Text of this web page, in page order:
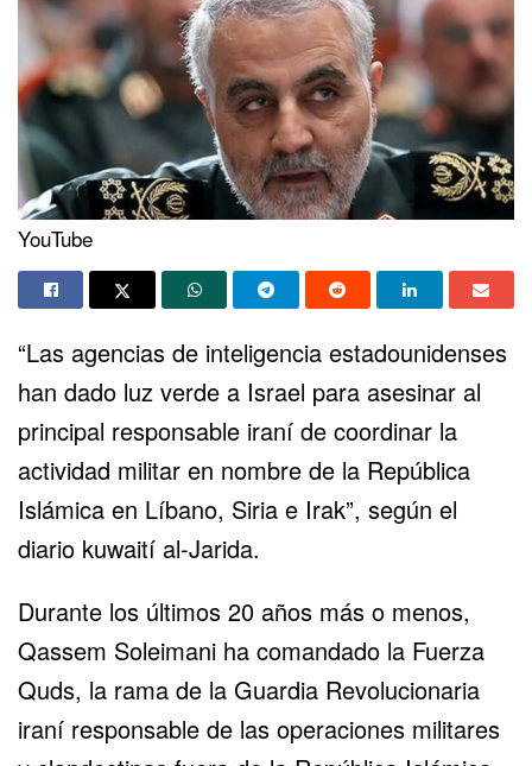
YouTube
“Las agencias de inteligencia estadounidenses
han dado luz verde a Israel para asesinar al
principal responsable iraní de coordinar la
actividad militar en nombre de la República
Islámica en Líbano, Siria e Irak”, según el
diario kuwaití al-Jarida.
Durante los últimos 20 años más o menos,
Qassem Soleimani ha comandado la Fuerza
Quds, la rama de la Guardia Revolucionaria
iraní responsable de las operaciones militares